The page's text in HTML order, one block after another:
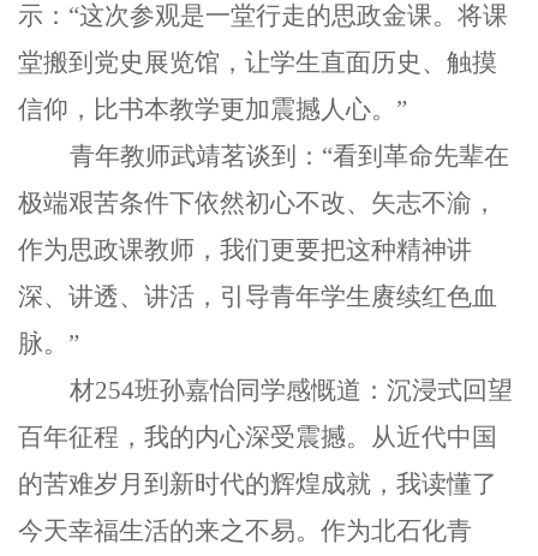
示：“这次参观是一堂行走的思政金课。将课
堂搬到党史展览馆，让学生直面历史、触摸
信仰，比书本教学更加震撼人心。”
青年教师武靖茗谈到：“看到革命先辈在
极端艰苦条件下依然初心不改、矢志不渝，
作为思政课教师，我们更要把这种精神讲
深、讲透、讲活，引导青年学生赓续红色血
脉。”
材254班孙嘉怡同学感慨道：沉浸式回望
百年征程，我的内心深受震撼。从近代中国
的苦难岁月到新时代的辉煌成就，我读懂了
今天幸福生活的来之不易。作为北石化青